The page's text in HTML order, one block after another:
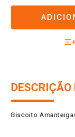
DESCRIÇÃO
Biscoito